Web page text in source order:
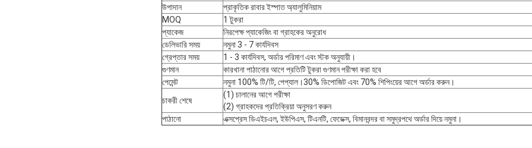
উপাদান
প্রাকৃতিক রাবার ইস্পাত অ্যালুমিনিয়াম
MOQ
1 টুকরা
প্যাকেজ
নিরপেক্ষ প্যাকেজিং বা গ্রাহকের অনুরোধ
ডেলিভারি সময়
নমুনা 3 - 7 কার্যদিবস
গ্রেপ্তার সময়
1 - 3 কার্যদিবস, অর্ডার পরিমাণ এবং স্টক অনুযায়ী।
গুণমান
কারখানা পাঠানোর আগে প্রতিটি টুকরা গুণমান পরীক্ষা করা হবে
পেমেন্ট
নমুনা 100% টি/টি, পেপ্যাল।30% ডিপোজিট এবং 70% শিপিংয়ের আগে অর্ডার করুন।
চাকরী শেষে
(1) চালানের আগে পরীক্ষা
(2) গ্রাহকদের প্রতিক্রিয়া অনুসরণ করুন
পাঠানো
এক্সপ্রেস ডিএইচএল, ইউপিএস, টিএনটি, ফেডেক্স, বিমানবন্দর বা সমুদ্রপথে অর্ডার দিয়ে নমুনা।